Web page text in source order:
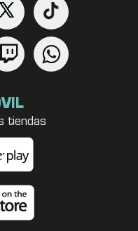
tiendas